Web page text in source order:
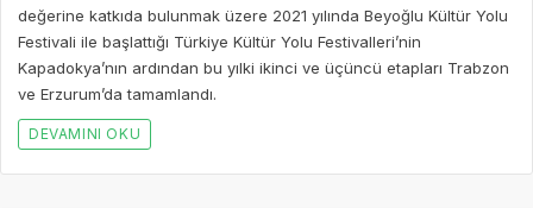
değerine katkıda bulunmak üzere 2021 yılında Beyoğlu Kültür Yolu
Festivali ile başlattığı Türkiye Kültür Yolu Festivalleri’nin
Kapadokya’nın ardından bu yılki ikinci ve üçüncü etapları Trabzon
ve Erzurum’da tamamlandı.
DEVAMINI OKU